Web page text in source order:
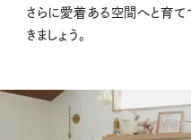
さらに愛着ある空間へと育
きましょう。